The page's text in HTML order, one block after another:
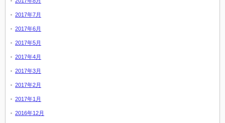
2017年7月
2017年6月
2017年5月
2017年4月
2017年3月
2017年2月
2017年1月
2016年12月